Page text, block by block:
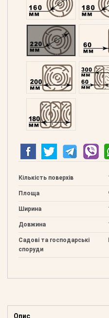
Оциліндрований 220
Профільований 200
Клеєний 180
Кількість поверхів
Площа
Ширина
Довжина
Садові та господарські
споруди
Опис